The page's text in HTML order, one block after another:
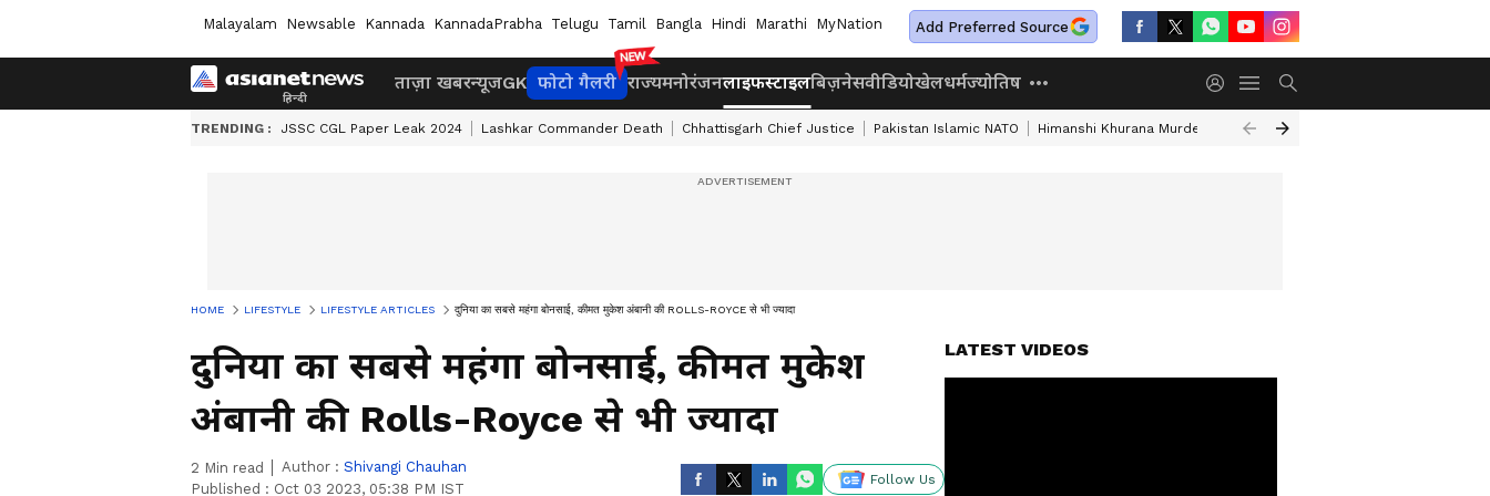
Malayalam Newsable Kannada KannadaPrabha Telugu Tamil Bangla Hindi Marathi MyNation Add Preferred Source
ताज़ा खबरन्यूजGK फोटो गैलरी राज्यमनोरंजनलाइफस्टाइलबिज़नेसवीडियोखेलधर्मज्योतिष
TRENDING : JSSC CGL Paper Leak 2024 Lashkar Commander Death Chhattisgarh Chief Justice Pakistan Islamic NATO Himanshi Khurana Murder Mathura Murder Case
HOME LIFESTYLE LIFESTYLE ARTICLES दुनिया का सबसे महंगा बोनसाई, कीमत मुकेश अंबानी की ROLLS-ROYCE से भी ज्यादा
दुनिया का सबसे महंगा बोनसाई, कीमत मुकेश
अंबानी की Rolls-Royce से भी ज्यादा
2 Min read Author : Shivangi Chauhan
Published : Oct 03 2023, 05:38 PM IST
Follow Us
LATEST VIDEOS